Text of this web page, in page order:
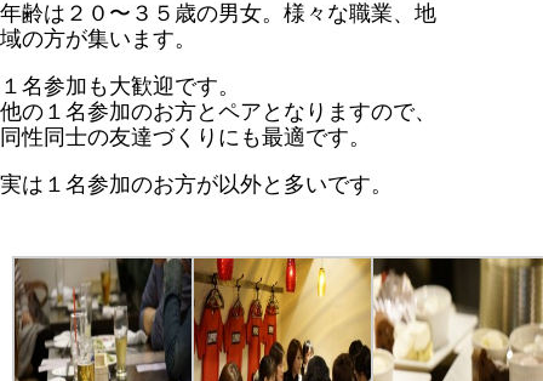
年齢は２０〜３５歳の男女。様々な職業、地
域の方が集います。
１名参加も大歓迎です。
他の１名参加のお方とペアとなりますので、
同性同士の友達づくりにも最適です。
実は１名参加のお方が以外と多いです。